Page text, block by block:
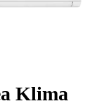
Klima